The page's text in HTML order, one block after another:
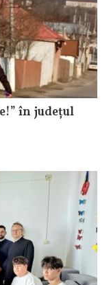
în județul